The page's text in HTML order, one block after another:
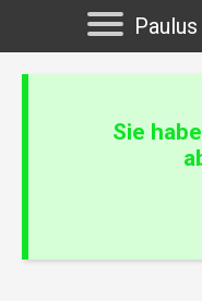
Sie